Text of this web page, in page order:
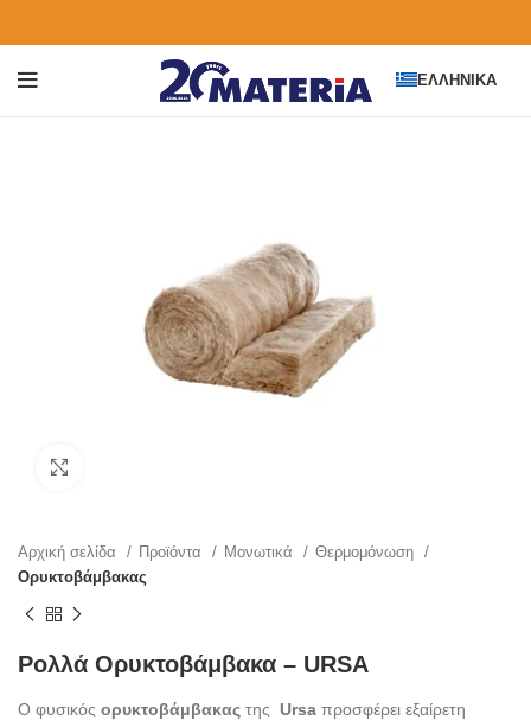
ΕΛΛΗΝΙΚΆ
Αρχική σελίδα Προϊόντα Μονωτικά
Θερμομόνωση
Ορυκτοβάμβακας
Ρολλά Ορυκτοβάμβακα – URSA
Ο φυσικός ορυκτοβάμβακας της Ursa προσφέρει εξαίρετη